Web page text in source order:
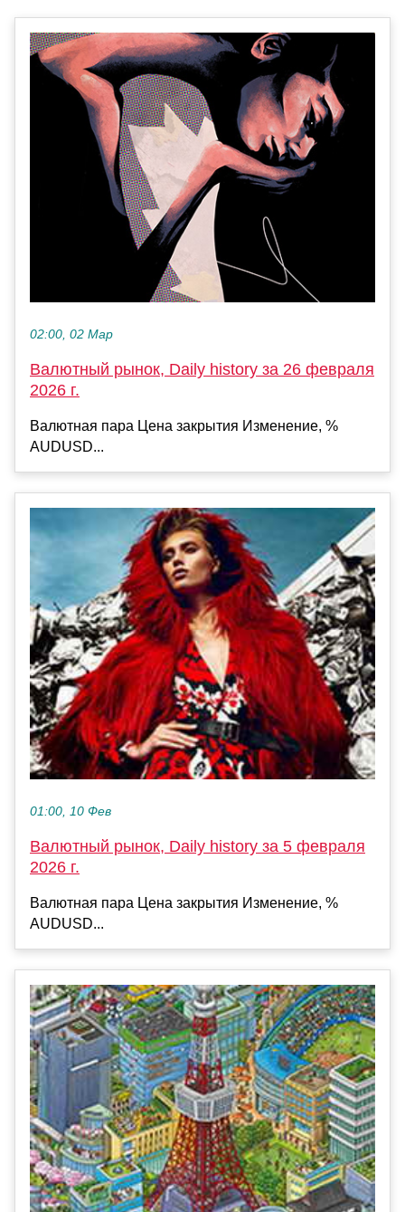
02:00, 02 Мар
Валютный рынок, Daily history за 26 февраля
2026 г.
Валютная пара Цена закрытия Изменение, %
AUDUSD...
01:00, 10 Фев
Валютный рынок, Daily history за 5 февраля
2026 г.
Валютная пара Цена закрытия Изменение, %
AUDUSD...